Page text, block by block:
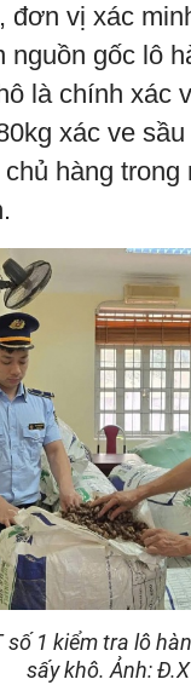
đơn vị xác
nguồn gốc lô
là chính xác
xác ve
hàng trong
số 1 kiểm tra lô
sấy khô. Ảnh: Đ.X